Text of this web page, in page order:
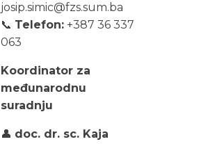
josip.simic@fzs.sum.ba
📞 Telefon: +387 36 337
063
Koordinator za
međunarodnu
suradnju
👤 doc. dr. sc. Kaja